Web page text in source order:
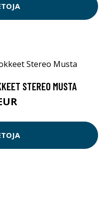
STEREO MUSTA